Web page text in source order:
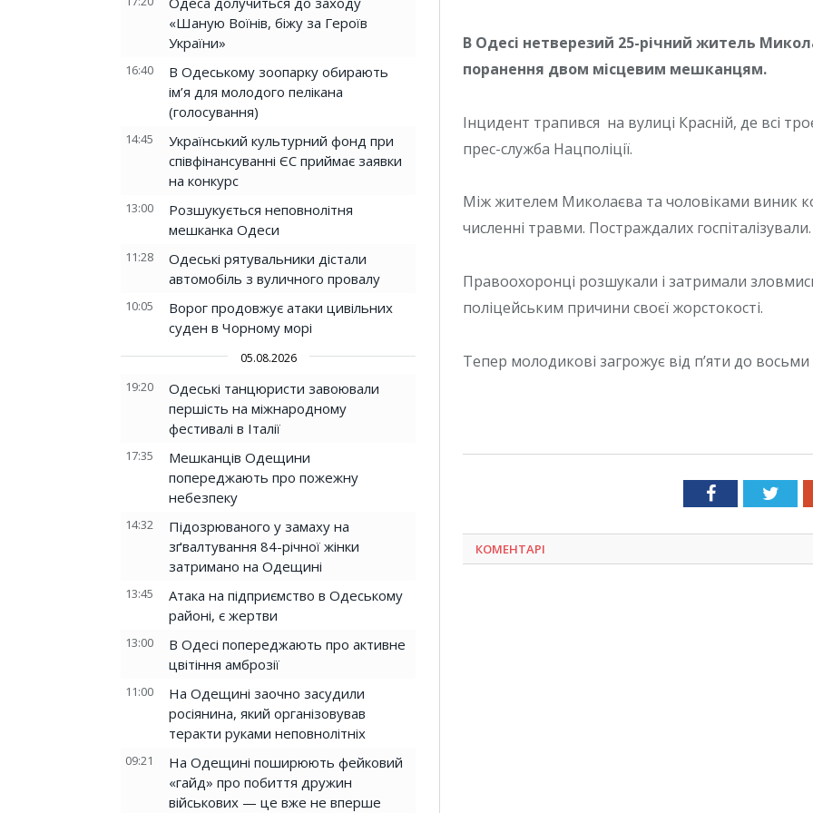
«Шаную Воїнів, біжу за Героїв
України»
16:40
В Одеському зоопарку обирають
ім’я для молодого пелікана
(голосування)
14:45
Український культурний фонд при
співфінансуванні ЄС приймає заявки
на конкурс
13:00
Розшукується неповнолітня
мешканка Одеси
11:28
Одеські рятувальники дістали
автомобіль з вуличного провалу
10:05
Ворог продовжує атаки цивільних
суден в Чорному морі
05.08.2026
19:20
Одеські танцюристи завоювали
першість на міжнародному
фестивалі в Італії
17:35
Мешканців Одещини
попереджають про пожежну
небезпеку
14:32
Підозрюваного у замаху на
зґвалтування 84-річної жінки
затримано на Одещині
13:45
Атака на підприємство в Одеському
районі, є жертви
13:00
В Одесі попереджають про активне
цвітіння амброзії
11:00
На Одещині заочно засудили
росіянина, який організовував
теракти руками неповнолітніх
09:21
На Одещині поширюють фейковий
«гайд» про побиття дружин
військових — це вже не вперше
В Одесі нетверезий 25-річний житель
поранення двом місцевим мешканцям.
Інцидент трапився на вулиці Красній, де всі
прес-служба Нацполіції.
Між жителем Миколаєва та чоловіками виник
численні травми. Постраждалих
Правоохоронці розшукали і затримали
поліцейським причини своєї жорстокості.
Тепер молодикові загрожує від п’яти до
Facebook
КОМЕНТАРІ